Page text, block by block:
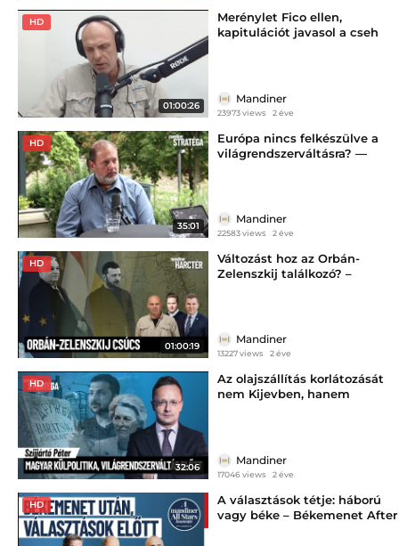
HD
01:00:26
Merénylet Fico ellen,
kapitulációt javasol a cseh
Mandiner
23973 views 2 éve
HD
35:01
Európa nincs felkészülve a
világrendszerváltásra? —
Mandiner
22583 views 2 éve
HD
01:00:19
Változást hoz az Orbán-
Zelenszkij találkozó? –
Mandiner
13227 views 2 éve
HD
32:06
Az olajszállítás korlátozását
nem Kijevben, hanem
Mandiner
17046 views 2 éve
HD
A választások tétje: háború
vagy béke – Békemenet After